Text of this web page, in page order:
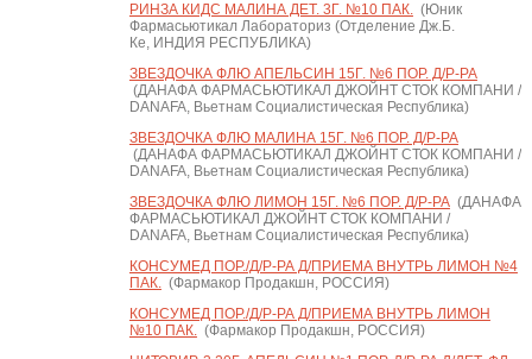
РИНЗА КИДС МАЛИНА ДЕТ. 3Г. №10 ПАК.(Юник
Фармасьютикал Лабораториз (Отделение Дж.Б.
Ке, ИНДИЯ РЕСПУБЛИКА)
ЗВЕЗДОЧКА ФЛЮ АПЕЛЬСИН 15Г. №6 ПОР. Д/Р-РА
(ДАНАФА ФАРМАСЬЮТИКАЛ ДЖОЙНТ СТОК КОМПАНИ /
DANAFA, Вьетнам Социалистическая Республика)
ЗВЕЗДОЧКА ФЛЮ МАЛИНА 15Г. №6 ПОР. Д/Р-РА
(ДАНАФА ФАРМАСЬЮТИКАЛ ДЖОЙНТ СТОК КОМПАНИ /
DANAFA, Вьетнам Социалистическая Республика)
ЗВЕЗДОЧКА ФЛЮ ЛИМОН 15Г. №6 ПОР. Д/Р-РА(ДАНАФА
ФАРМАСЬЮТИКАЛ ДЖОЙНТ СТОК КОМПАНИ /
DANAFA, Вьетнам Социалистическая Республика)
КОНСУМЕД ПОР./Д/Р-РА Д/ПРИЕМА ВНУТРЬ ЛИМОН №4
ПАК.(Фармакор Продакшн, РОССИЯ)
КОНСУМЕД ПОР./Д/Р-РА Д/ПРИЕМА ВНУТРЬ ЛИМОН
№10 ПАК.(Фармакор Продакшн, РОССИЯ)